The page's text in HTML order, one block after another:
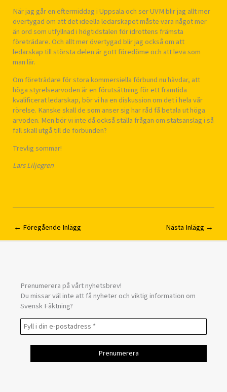
När jag går en eftermiddag i Uppsala och ser UVM blir jag allt mer
övertygad om att det ideella ledarskapet måste vara något mer
än ord som utfyllnad i högtidstalen för idrottens främsta
företrädare. Och allt mer övertygad blir jag också om att
ledarskap till största delen är gott föredöme och att leva som
man lär.
Om företrädare för stora kommersiella förbund nu hävdar, att
höga styrelsearvoden är en förutsättning för ett framtida
kvalificerat ledarskap, bör vi ha en diskussion om det i hela vår
rörelse. Kanske skall de som anser sig har råd få betala ut höga
arvoden. Men bör vi inte då också ställa frågan om statsanslag i så
fall skall utgå till de förbunden?
Trevlig sommar!
Lars Liljegren
← Föregående Inlägg Nästa Inlägg →
Prenumerera på vårt nyhetsbrev!
Du missar väl inte att få nyheter och viktig information om
Svensk Fäktning?